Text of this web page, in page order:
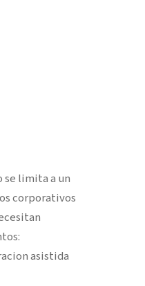
se limita a un
corporativos
asistida